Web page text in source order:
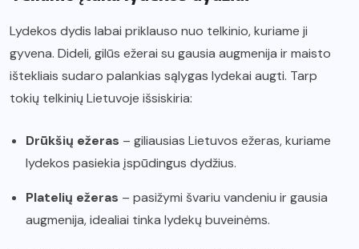
Lydekos dydis labai priklauso nuo telkinio, kuriame ji
gyvena. Dideli, gilūs ežerai su gausia augmenija ir maisto
ištekliais sudaro palankias sąlygas lydekai augti. Tarp
tokių telkinių Lietuvoje išsiskiria:
Drūkšių ežeras – giliausias Lietuvos ežeras, kuriame
lydekos pasiekia įspūdingus dydžius.
Platelių ežeras – pasižymi švariu vandeniu ir gausia
augmenija, idealiai tinka lydekų buveinėms.